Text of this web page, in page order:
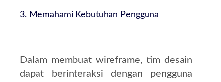
3. Memahami Kebutuhan Pengguna
Dalam membuat wireframe, tim desain
dapat berinteraksi dengan pengguna